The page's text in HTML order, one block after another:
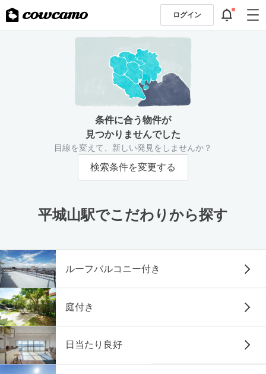
ログイン
条件に合う物件が
見つかりませんでした
目線を変えて、新しい発見をしませんか？
検索条件を変更する
平城山駅でこだわりから探す
ルーフバルコニー付き
庭付き
日当たり良好